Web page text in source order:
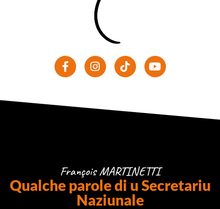
François MARTINETTI
Qualche parole di u Secretariu
Naziunale